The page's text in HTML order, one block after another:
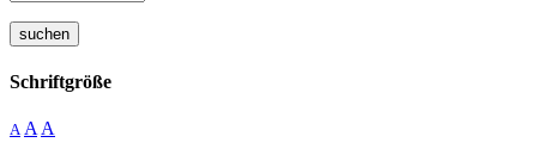
suchen
Schriftgröße
A A A